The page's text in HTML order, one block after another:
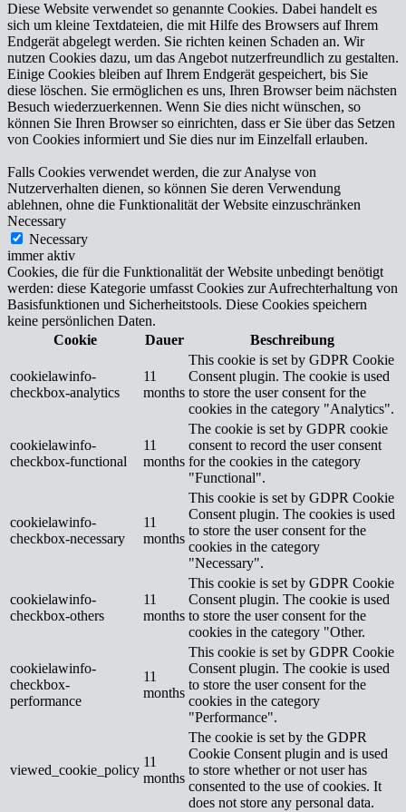
Diese Website verwendet so genannte Cookies. Dabei handelt es
sich um kleine Textdateien, die mit Hilfe des Browsers auf Ihrem
Endgerät abgelegt werden. Sie richten keinen Schaden an. Wir
nutzen Cookies dazu, um das Angebot nutzerfreundlich zu gestalten.
Einige Cookies bleiben auf Ihrem Endgerät gespeichert, bis Sie
diese löschen. Sie ermöglichen es uns, Ihren Browser beim nächsten
Besuch wiederzuerkennen. Wenn Sie dies nicht wünschen, so
können Sie Ihren Browser so einrichten, dass er Sie über das Setzen
von Cookies informiert und Sie dies nur im Einzelfall erlauben.
Falls Cookies verwendet werden, die zur Analyse von
Nutzerverhalten dienen, so können Sie deren Verwendung
ablehnen, ohne die Funktionalität der Website einzuschränken
Necessary
Necessary
immer aktiv
Cookies, die für die Funktionalität der Website unbedingt benötigt
werden: diese Kategorie umfasst Cookies zur Aufrechterhaltung von
Basisfunktionen und Sicherheitstools. Diese Cookies speichern
keine persönlichen Daten.
Cookie
Dauer Beschreibung
cookielawinfo-
checkbox-analytics
11
months
This cookie is set by GDPR Cookie
Consent plugin. The cookie is used
to store the user consent for the
cookies in the category "Analytics".
cookielawinfo-
checkbox-functional
11
months
The cookie is set by GDPR cookie
consent to record the user consent
for the cookies in the category
"Functional".
cookielawinfo-
checkbox-necessary
11
months
This cookie is set by GDPR Cookie
Consent plugin. The cookies is used
to store the user consent for the
cookies in the category
"Necessary".
cookielawinfo-
checkbox-others
11
months
This cookie is set by GDPR Cookie
Consent plugin. The cookie is used
to store the user consent for the
cookies in the category "Other.
cookielawinfo-
checkbox-
performance
11
months
This cookie is set by GDPR Cookie
Consent plugin. The cookie is used
to store the user consent for the
cookies in the category
"Performance".
viewed_cookie_policy
11
months
The cookie is set by the GDPR
Cookie Consent plugin and is used
to store whether or not user has
consented to the use of cookies. It
does not store any personal data.